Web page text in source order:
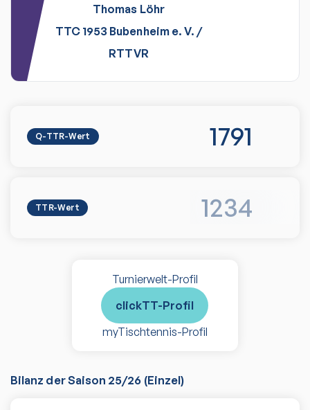
Thomas Löhr
TTC 1953 Bubenheim e. V. /
RTTVR
Q-TTR-Wert 1791
TTR-Wert 1234
Turnierwelt-Profil
clickTT-Profil
myTischtennis-Profil
Bilanz der Saison 25/26 (Einzel)